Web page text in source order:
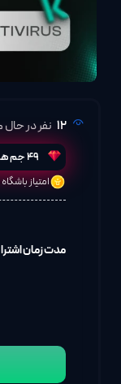
12 نفر در
49جم
امتیاز
مدت زمان